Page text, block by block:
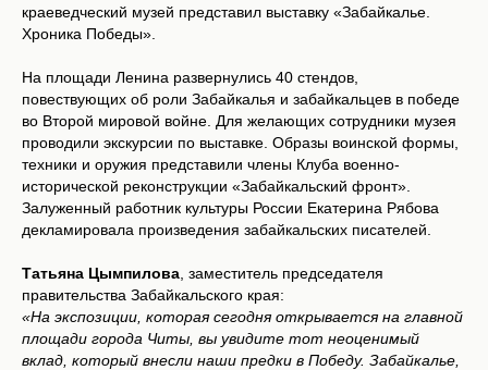
краеведческий музей представил выставку «Забайкалье.
Хроника Победы».
На площади Ленина развернулись 40 стендов,
повествующих об роли Забайкалья и забайкальцев в победе
во Второй мировой войне. Для желающих сотрудники музея
проводили экскурсии по выставке. Образы воинской формы,
техники и оружия представили члены Клуба военно-
исторической реконструкции «Забайкальский фронт».
Залуженный работник культуры России Екатерина Рябова
декламировала произведения забайкальских писателей.
Татьяна Цымпилова , заместитель председателя
правительства Забайкальского края:
«На экспозиции, которая сегодня открывается на главной
площади города Читы, вы увидите тот неоценимый
вклад, который внесли наши предки в Победу. Забайкалье,